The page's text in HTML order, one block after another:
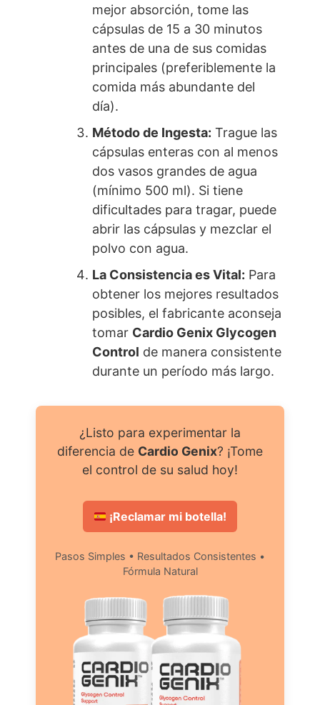
mejor absorción, tome las
cápsulas de 15 a 30 minutos
antes de una de sus comidas
principales (preferiblemente la
comida más abundante del
día).
Método de Ingesta: Trague las
cápsulas enteras con al menos
dos vasos grandes de agua
(mínimo 500 ml). Si tiene
dificultades para tragar, puede
abrir las cápsulas y mezclar el
polvo con agua.
La Consistencia es Vital: Para
obtener los mejores resultados
posibles, el fabricante aconseja
tomar Cardio Genix Glycogen
Control de manera consistente
durante un período más largo.
¿Listo para experimentar la
diferencia de Cardio Genix? ¡Tome
el control de su salud hoy!
¡Reclamar mi botella!
Pasos Simples • Resultados Consistentes •
Fórmula Natural